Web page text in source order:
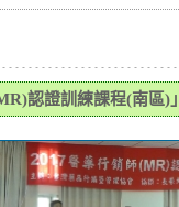
認證訓練課程(南區)」